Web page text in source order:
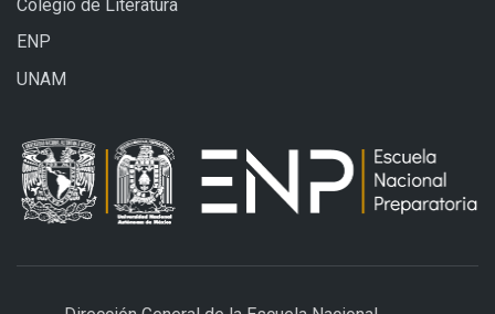
Colegio de Literatura
ENP
UNAM